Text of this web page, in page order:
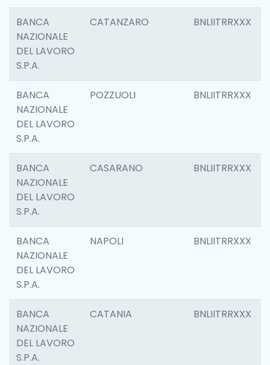
BANCA
NAZIONALE
DEL LAVORO
S.P.A.
CATANZARO BNLIITRRXXX
BANCA
NAZIONALE
DEL LAVORO
S.P.A.
POZZUOLI BNLIITRRXXX
BANCA
NAZIONALE
DEL LAVORO
S.P.A.
CASARANO BNLIITRRXXX
BANCA
NAZIONALE
DEL LAVORO
S.P.A.
NAPOLI BNLIITRRXXX
BANCA
NAZIONALE
DEL LAVORO
S.P.A.
CATANIA BNLIITRRXXX